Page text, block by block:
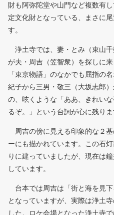
財も阿弥陀堂や山門など複数有
定文化財となっている、まさに
す。
浄土寺では、妻・とみ（東山千
が夫・周吉（笠智衆）を探しに
「東京物語」のなかでも屈指の
紀子から三男・敬三（大坂志郎
の、呟くような「ああ、きれい
るぞ。」という台詞が心に残りま
周吉の傍に見える印象的な２
ーにも描かれています。この石
りに建っていましたが、現在は
しています。
台本では周吉は「街と海を見
となっていますが、実際は浄土
した。ロケ会場となった浄土寺